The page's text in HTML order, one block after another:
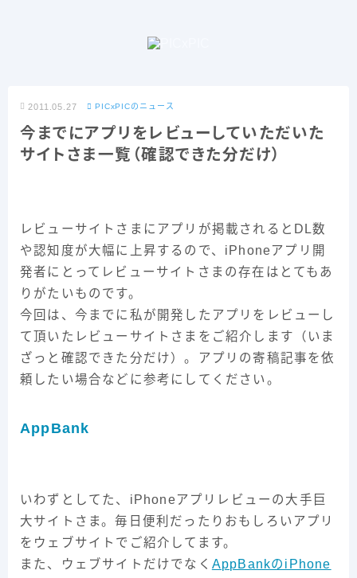
2011.05.27 PICxPICのニュース
今までにアプリをレビューしていただいた
サイトさま一覧（確認できた分だけ）
レビューサイトさまにアプリが掲載されるとDL数
や認知度が大幅に上昇するので、iPhoneアプリ開
発者にとってレビューサイトさまの存在はとてもあ
りがたいものです。
今回は、今までに私が開発したアプリをレビューし
て頂いたレビューサイトさまをご紹介します（いま
ざっと確認できた分だけ）。アプリの寄稿記事を依
頼したい場合などに参考にしてください。
AppBank
いわずとしてた、iPhoneアプリレビューの大手巨
大サイトさま。毎日便利だったりおもしろいアプリ
をウェブサイトでご紹介してます。
また、ウェブサイトだけでなく AppBankのiPhone